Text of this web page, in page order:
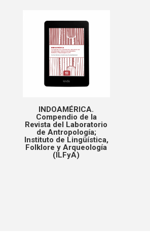
INDOAMÉRICA.
Compendio de la
Revista del Laboratorio
de Antropología;
Instituto de Lingüística,
Folklore y Arqueología
(ILFyA)